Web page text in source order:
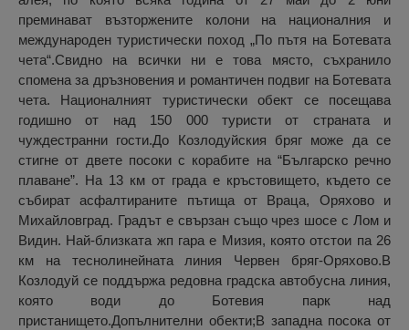
преминават възторжените колони на националния и
международен туристически поход „По пътя на Ботевата
чета“.Свидно на всички ни е това място, съхранило
спомена за дръзновения и романтичен подвиг на Ботевата
чета. Националният туристически обект се посещава
годишно от над 150 000 туристи от страната и
чуждестранни гости.До Козлодуйския бряг може да се
стигне от двете посоки с корабите на “Българско речно
плаване”. На 13 км от града е кръстовището, където се
събират асфалтираните пътища от Враца, Оряхово и
Михайловград. Градът е свързан също чрез шосе с Лом и
Видин. Най-близката жп гара е Мизия, която отстои па 26
км на теснолинейната линия Червен бряг-Оряхово.В
Козлодуй се поддържа редовна градска автобусна линия,
която води до Ботевия парк над
пристанището.Допълнителни обекти;В западна посока от